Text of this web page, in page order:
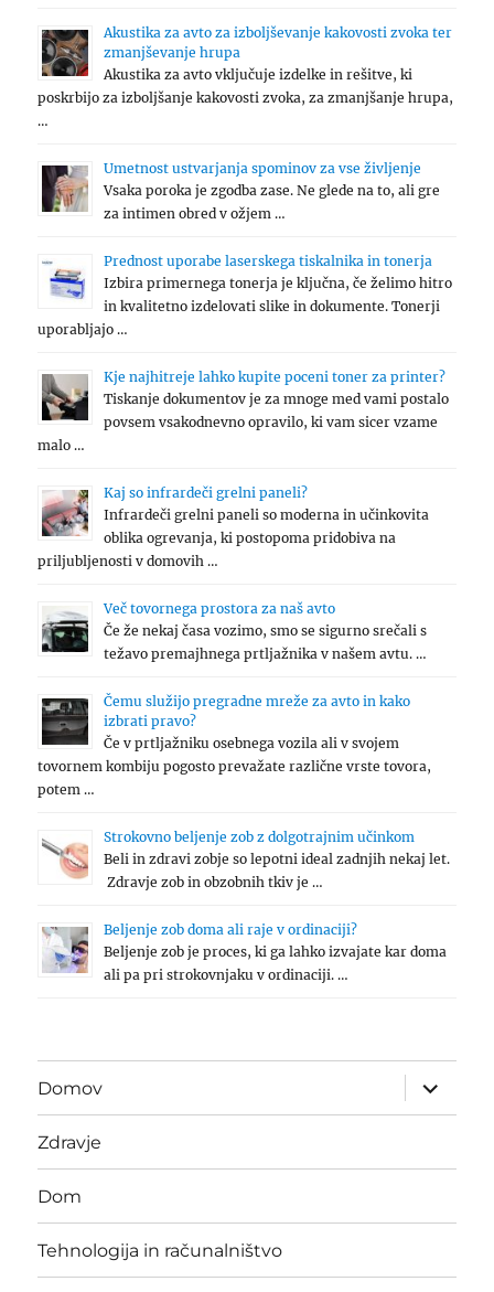
Akustika za avto za izboljševanje kakovosti zvoka ter
zmanjševanje hrupa
Akustika za avto vključuje izdelke in rešitve, ki
poskrbijo za izboljšanje kakovosti zvoka, za zmanjšanje hrupa,
…
Umetnost ustvarjanja spominov za vse življenje
Vsaka poroka je zgodba zase. Ne glede na to, ali gre
za intimen obred v ožjem …
Prednost uporabe laserskega tiskalnika in tonerja
Izbira primernega tonerja je ključna, če želimo hitro
in kvalitetno izdelovati slike in dokumente. Tonerji
uporabljajo …
Kje najhitreje lahko kupite poceni toner za printer?
Tiskanje dokumentov je za mnoge med vami postalo
povsem vsakodnevno opravilo, ki vam sicer vzame
malo …
Kaj so infrardeči grelni paneli?
Infrardeči grelni paneli so moderna in učinkovita
oblika ogrevanja, ki postopoma pridobiva na
priljubljenosti v domovih …
Več tovornega prostora za naš avto
Če že nekaj časa vozimo, smo se sigurno srečali s
težavo premajhnega prtljažnika v našem avtu. …
Čemu služijo pregradne mreže za avto in kako
izbrati pravo?
Če v prtljažniku osebnega vozila ali v svojem
tovornem kombiju pogosto prevažate različne vrste tovora,
potem …
Strokovno beljenje zob z dolgotrajnim učinkom
Beli in zdravi zobje so lepotni ideal zadnjih nekaj let.
Zdravje zob in obzobnih tkiv je …
Beljenje zob doma ali raje v ordinaciji?
Beljenje zob je proces, ki ga lahko izvajate kar doma
ali pa pri strokovnjaku v ordinaciji. …
Domov
expand
child
menu
Zdravje
Dom
Tehnologija in računalništvo